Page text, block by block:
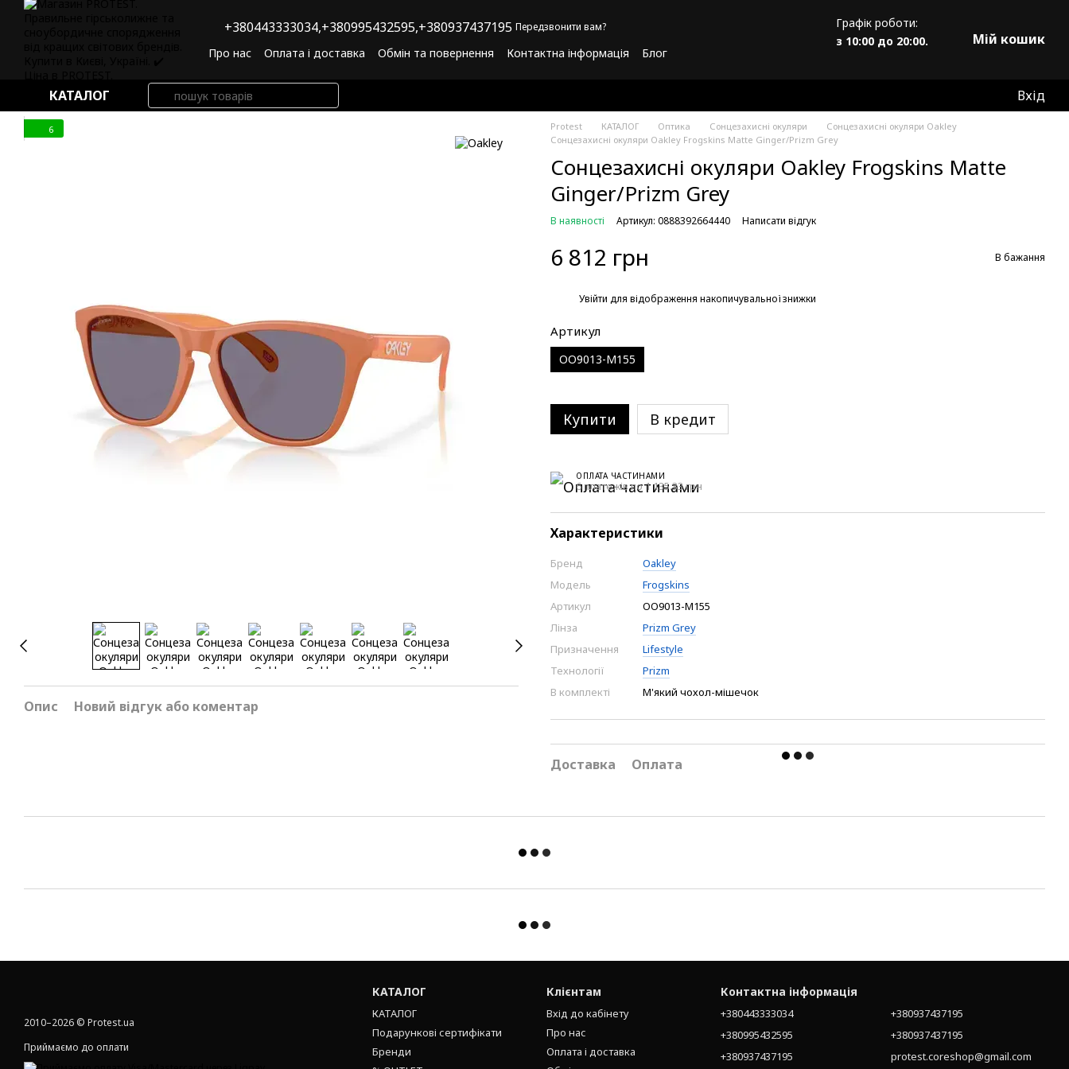
Перейти до основного контенту
+380443333034,+380995432595,+380937437195 Передзвонити вам?
Про нас Оплата і доставка Обмін та повернення Контактна інформація
Блог
Графік роботи:
з 10:00 до 20:00.
Мій кошик
КАТАЛОГ Вхід
6
Опис Новий відгук або коментар
Protest КАТАЛОГ Оптика Сонцезахисні окуляри
Сонцезахисні окуляри Oakley
Сонцезахисні окуляри Oakley Frogskins Matte Ginger/Prizm Grey
Сонцезахисні окуляри Oakley Frogskins Matte
Ginger/Prizm Grey
В наявності Артикул: 0888392664440 Написати відгук
6 812 грн В бажання
Увійти для відображення накопичувальної знижки
Артикул
OO9013-M155
Купити В кредит
ОПЛАТА ЧАСТИНАМИ
6 платежів по 1 135.33 грн
Характеристики
Бренд
Oakley
Модель
Frogskins
Артикул
OO9013-M155
Лінза
Prizm Grey
Призначення
Lifestyle
Технології
Prizm
В комплекті
М'який чохол-мішечок
Доставка Оплата
2010–2026 © Protest.ua
Приймаємо до оплати
КАТАЛОГ
КАТАЛОГ
Подарункові сертифікати
Бренди
Клієнтам
Вхід до кабінету
Про нас
Оплата і доставка
Контактна інформація
+380443333034
+380995432595
+380937437195
+380937437195
+380937437195
protest.coreshop@gmail.com